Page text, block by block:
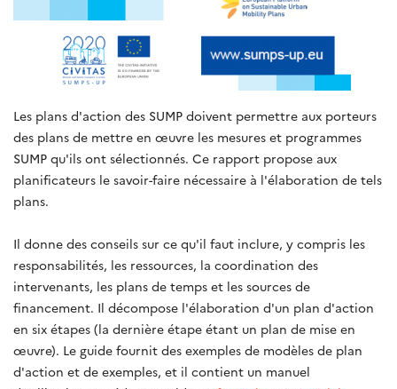
Les plans d'action des SUMP doivent permettre aux porteurs
des plans de mettre en œuvre les mesures et programmes
SUMP qu'ils ont sélectionnés. Ce rapport propose aux
planificateurs le savoir-faire nécessaire à l'élaboration de tels
plans.
Il donne des conseils sur ce qu'il faut inclure, y compris les
responsabilités, les ressources, la coordination des
intervenants, les plans de temps et les sources de
financement. Il décompose l'élaboration d'un plan d'action
en six étapes (la dernière étape étant un plan de mise en
œuvre). Le guide fournit des exemples de modèles de plan
d'action et de exemples, et il contient un manuel